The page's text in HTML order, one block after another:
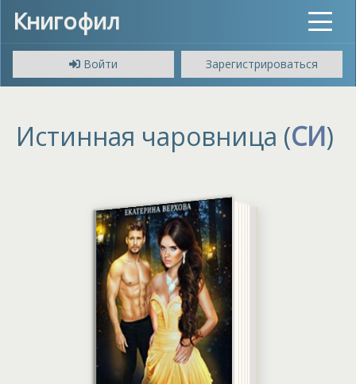
Книгофил
Toggle
Войти
Зарегистрироваться
Истинная чаровница (СИ)